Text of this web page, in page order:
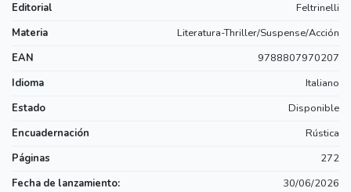
Editorial
Feltrinelli
Materia
Literatura-Thriller/Suspense/Acción
EAN
9788807970207
Idioma
Italiano
Estado
Disponible
Encuadernación
Rústica
Páginas
272
Fecha de lanzamiento:
30/06/2026